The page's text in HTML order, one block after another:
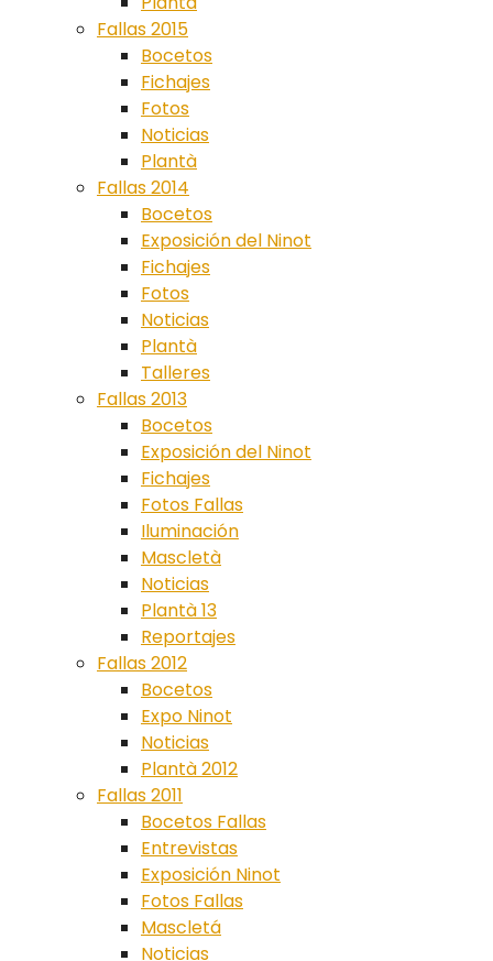
Fallas 2015
Bocetos
Fichajes
Fotos
Noticias
Plantà
Fallas 2014
Bocetos
Exposición del Ninot
Fichajes
Fotos
Noticias
Plantà
Talleres
Fallas 2013
Bocetos
Exposición del Ninot
Fichajes
Fotos Fallas
Iluminación
Mascletà
Noticias
Plantà 13
Reportajes
Fallas 2012
Bocetos
Expo Ninot
Noticias
Plantà 2012
Fallas 2011
Bocetos Fallas
Entrevistas
Exposición Ninot
Fotos Fallas
Mascletá
Noticias